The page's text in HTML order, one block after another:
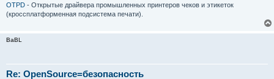
OTPD - Открытые драйвера промышленных принтеров чеков и этикеток
(кроссплатформенная подсистема печати).
BaBL
Re: OpenSource=безопасность